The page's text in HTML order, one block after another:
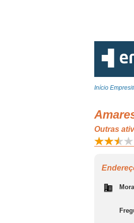
Início
Outras